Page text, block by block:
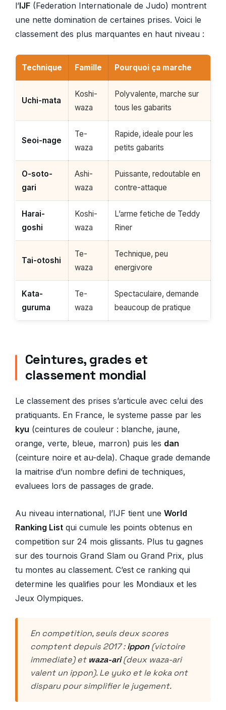
l’IJF (Federation Internationale de Judo) montrent
une nette domination de certaines prises. Voici le
classement des plus marquantes en haut niveau :
Technique Famille Pourquoi ça marche
Uchi-mata
Koshi-
waza
Polyvalente, marche sur
tous les gabarits
Seoi-nage
Te-
waza
Rapide, ideale pour les
petits gabarits
O-soto-
gari
Ashi-
waza
Puissante, redoutable en
contre-attaque
Harai-
goshi
Koshi-
waza
L’arme fetiche de Teddy
Riner
Tai-otoshi
Te-
waza
Technique, peu
energivore
Kata-
guruma
Te-
waza
Spectaculaire, demande
beaucoup de pratique
Ceintures, grades et
classement mondial
Le classement des prises s’articule avec celui des
pratiquants. En France, le systeme passe par les
kyu (ceintures de couleur : blanche, jaune,
orange, verte, bleue, marron) puis les dan
(ceinture noire et au-dela). Chaque grade demande
la maitrise d’un nombre defini de techniques,
evaluees lors de passages de grade.
Au niveau international, l’IJF tient une World
Ranking List qui cumule les points obtenus en
competition sur 24 mois glissants. Plus tu gagnes
sur des tournois Grand Slam ou Grand Prix, plus
tu montes au classement. C’est ce ranking qui
determine les qualifies pour les Mondiaux et les
Jeux Olympiques.
En competition, seuls deux scores
comptent depuis 2017 :ippon(victoire
immediate) et waza-ari(deux waza-ari
valent un ippon). Le yuko et le koka ont
disparu pour simplifier le jugement.